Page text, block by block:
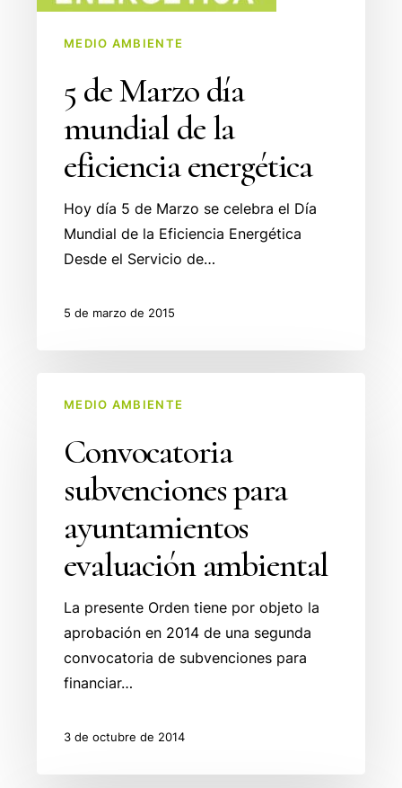
energética
MEDIO AMBIENTE
5 de Marzo día
mundial de la
eficiencia energética
Hoy día 5 de Marzo se celebra el Día
Mundial de la Eficiencia Energética
Desde el Servicio de…
5 de marzo de 2015
subvenciones
ayuntamientos
evaluación
MEDIO AMBIENTE
Convocatoria
subvenciones para
ayuntamientos
evaluación ambiental
La presente Orden tiene por objeto la
aprobación en 2014 de una segunda
convocatoria de subvenciones para
financiar…
3 de octubre de 2014